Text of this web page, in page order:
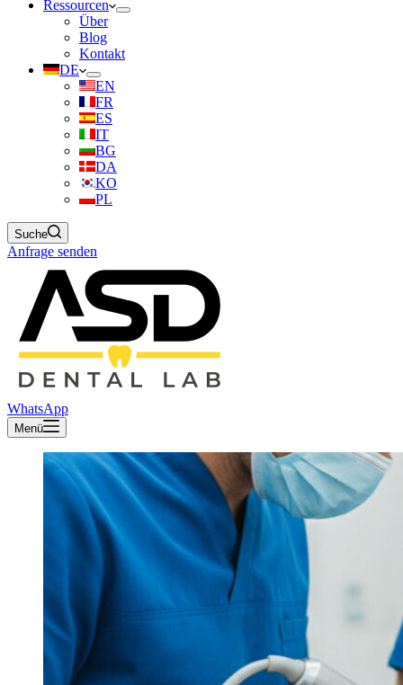
Ressourcen
Über
Blog
Kontakt
DE
EN
FR
ES
IT
BG
DA
KO
PL
Suche
Anfrage senden
WhatsApp
Menü